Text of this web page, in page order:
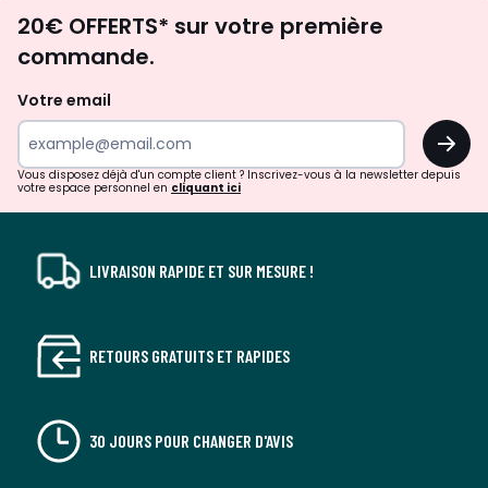
d'inspirations
surprises?
20€ OFFERTS* sur votre première
commande.
Votre email
OK
Vous disposez déjà d'un compte client ? Inscrivez-vous à la newsletter depuis
votre espace personnel en cliquant ici
LIVRAISON RAPIDE ET SUR MESURE !
RETOURS GRATUITS ET RAPIDES
30 JOURS POUR CHANGER D'AVIS